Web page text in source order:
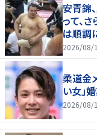
安青錦
って、
は順調
2026/08/
柔道金
い女」
2026/08/